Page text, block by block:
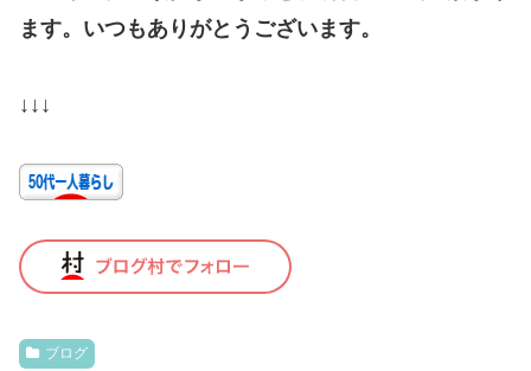
ます。いつもありがとうございます。
↓↓↓
ブログ